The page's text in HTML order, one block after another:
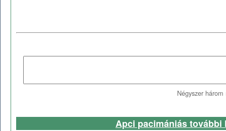
Négyszer
Apci pacimániás további